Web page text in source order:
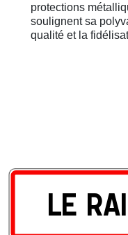
protections
soulignent sa
qualité et la